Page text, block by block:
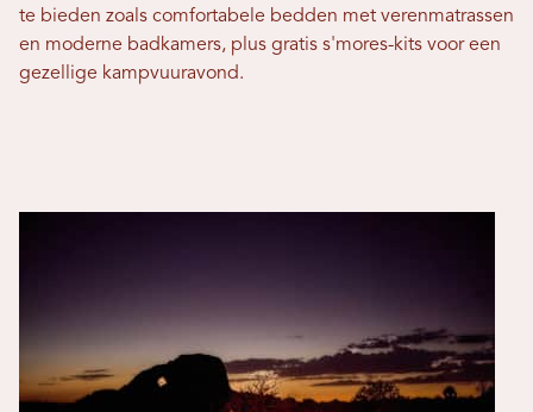
te bieden zoals comfortabele bedden met verenmatrassen
en moderne badkamers, plus gratis s'mores-kits voor een
gezellige kampvuuravond.